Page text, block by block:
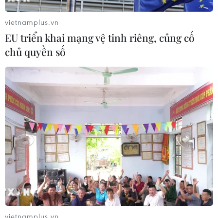
Báo Argentina nói ngành vật liệu
công nghệ cao Việt Nam "hút" đầu tư
nước ngoài
05/08/2026 03:11
Xem thêm
CƠ QUAN CHỦ QUẢN: THÔNG TẤN XÃ VIỆT NAM
Tổng Biên tập: TRẦN TIẾN DUẨN
Phó Tổng Biên tập: NGUYỄN THỊ TÁM, KHÚC THANH
THỦY
vietnamplus.vn
EU triển khai mạng vệ tinh riêng, củng cố
chủ quyền số
vietnamplus.vn